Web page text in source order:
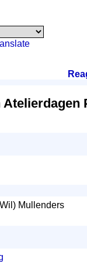
Atelierdagen
Mullenders